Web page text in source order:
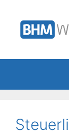
Inhalt
springen